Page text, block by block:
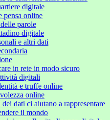
digitale
pensa online
parole
digitale
e altri dati
in rete in modo sicuro
digitali
e truffe online
online
dati ci aiutano a rappresentare
il mondo